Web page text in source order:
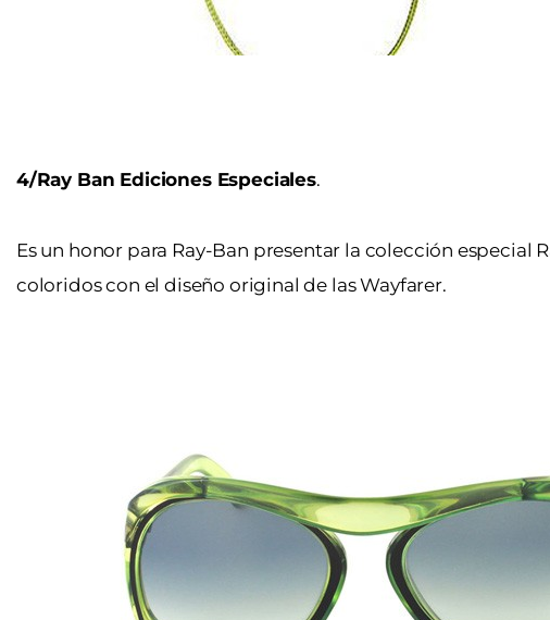
4/Ray Ban Ediciones Especiales.
Es un honor para Ray-Ban presentar la colección
coloridos con el diseño original de las Wayfarer.